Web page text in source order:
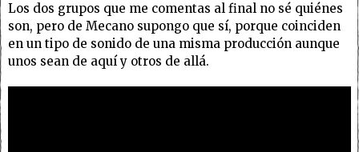
Los dos grupos que me comentas al final no sé quiénes
son, pero de Mecano supongo que sí, porque coinciden
en un tipo de sonido de una misma producción aunque
unos sean de aquí y otros de allá.